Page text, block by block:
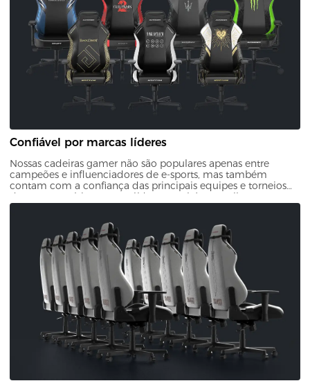
Confiável por marcas líderes
Nossas cadeiras gamer não são populares apenas entre
campeões e influenciadores de e-sports, mas também
contam com a confiança das principais equipes e torneios
de e-sports. Várias marcas líderes também escolheram
nossas cadeiras por sua qualidade e design, comprovando